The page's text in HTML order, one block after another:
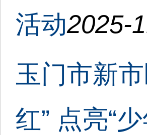
活动2025-
玉门市新
红” 点亮“